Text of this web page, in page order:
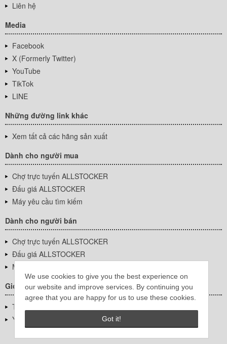
We use cookies to give you the best experience on
our website and improve services. By continuing you
agree that you are happy for us to use these cookies.
Got it!
Liên hệ
Media
Facebook
X (Formerly Twitter)
YouTube
TikTok
LINE
Những đường link khác
Xem tất cả các hãng sản xuất
Dành cho người mua
Chợ trực tuyến ALLSTOCKER
Đấu giá ALLSTOCKER
Máy yêu cầu tìm kiếm
Dành cho người bán
Chợ trực tuyến ALLSTOCKER
Đấu giá ALLSTOCKER
Máy yêu cầu tìm kiếm
Giới thiệu công ty
Thông tin về doanh nghiệp
YUTAKA Inc.